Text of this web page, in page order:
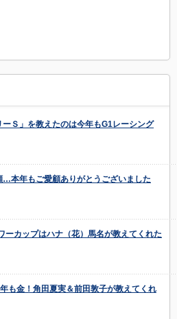
Ｓ」を教えたのは今年もG1レーシング
…本年もご愛顧ありがとうございました
ーカップはハナ（花）馬名が教えてくれた
も金！角田夏実＆前田敦子が教えてくれ